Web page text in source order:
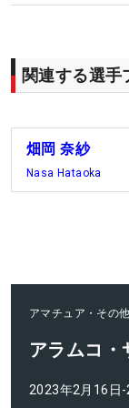
関連する選手
畑岡 奈紗
Nasa Hataoka
アマチュア・その他
アラムコ
2023年2月16日